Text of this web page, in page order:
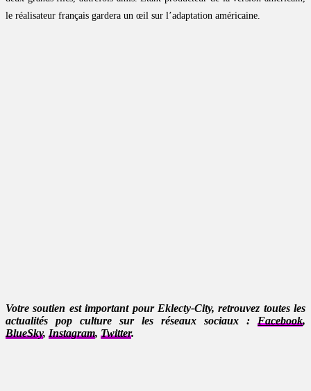
le réalisateur français gardera un œil sur l’adaptation américaine.
Votre soutien est important pour Eklecty-City, retrouvez toutes les
actualités pop culture sur les réseaux sociaux : Facebook,
BlueSky, Instagram, Twitter.